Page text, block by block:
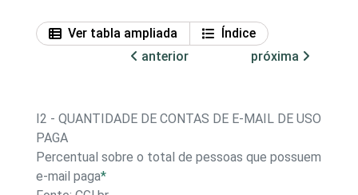
Ver tabla ampliada
Índice
anterior
próxima
I2 - QUANTIDADE DE CONTAS DE E-MAIL DE USO
PAGA
Percentual sobre o total de pessoas que possuem
e-mail paga*